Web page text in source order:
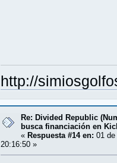
http://
Re: Divided Republic
busca financiación en
« Respuesta #14 en: 01 de
20:16:50 »